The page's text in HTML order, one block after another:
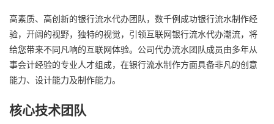
高素质、高创新的银行流水代办团队，数千例成功银行流水制作经
验，开阔的视野，独特的视觉，引领互联网银行流水代办潮流，将
给您带来不同凡响的互联网体验。公司代办流水团队成员由多年从
事会计经验的专业人才组成，在银行流水制作方面具备非凡的创意
能力、设计能力及制作能力。
核心技术团队